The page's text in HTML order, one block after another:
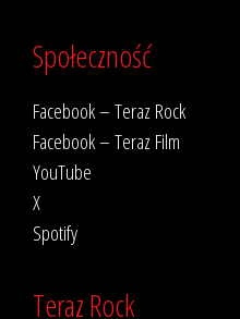
Społeczność
Facebook – Teraz Rock
Facebook – Teraz Film
YouTube
X
Spotify
Teraz Rock